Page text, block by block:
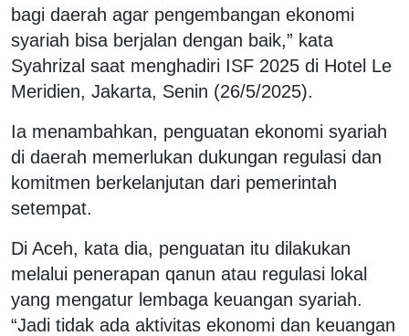
bagi daerah agar pengembangan ekonomi
syariah bisa berjalan dengan baik,” kata
Syahrizal saat menghadiri ISF 2025 di Hotel Le
Meridien, Jakarta, Senin (26/5/2025).
Ia menambahkan, penguatan ekonomi syariah
di daerah memerlukan dukungan regulasi dan
komitmen berkelanjutan dari pemerintah
setempat.
Di Aceh, kata dia, penguatan itu dilakukan
melalui penerapan qanun atau regulasi lokal
yang mengatur lembaga keuangan syariah.
“Jadi tidak ada aktivitas ekonomi dan keuangan